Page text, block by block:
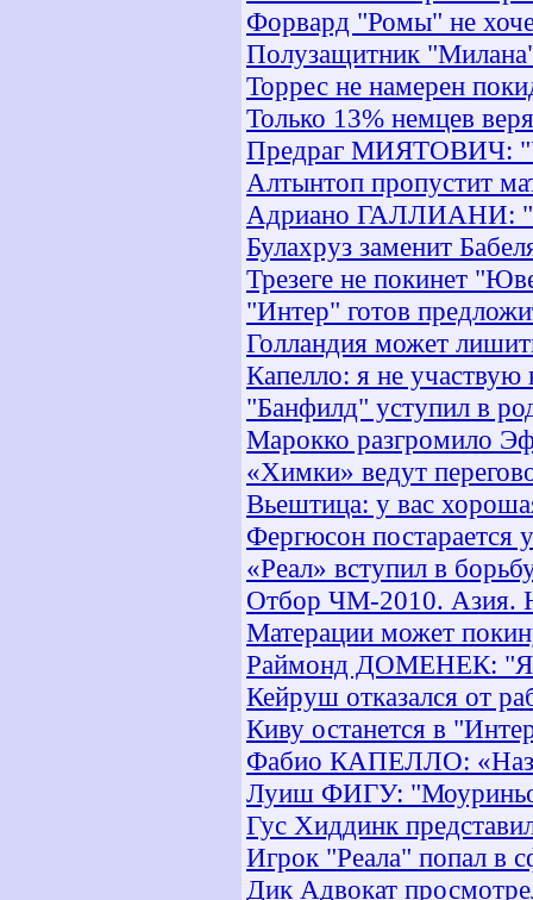
Форвард "Ромы" не
Полузащитник
Торрес не намерен
Только 13% немцев
Предраг МИЯТОВИЧ:
Алтынтоп пропустит
Адриано ГАЛЛИАНИ:
Булахруз заменит
Трезеге не покинет
"Интер" готов
Голландия может
Капелло: я не участвую
"Банфилд" уступил в
Марокко разгромило
«Химки» ведут
Вьештица: у вас
Фергюсон постарается
«Реал» вступил в
Отбор ЧМ-2010. Азия.
Матерации может
Раймонд ДОМЕНЕК: "Я
Кейруш отказался от
Киву останется в
Фабио КАПЕЛЛО:
Луиш ФИГУ: "Моуриньо
Гус Хиддинк
Игрок "Реала" попал в
Дик Адвокат